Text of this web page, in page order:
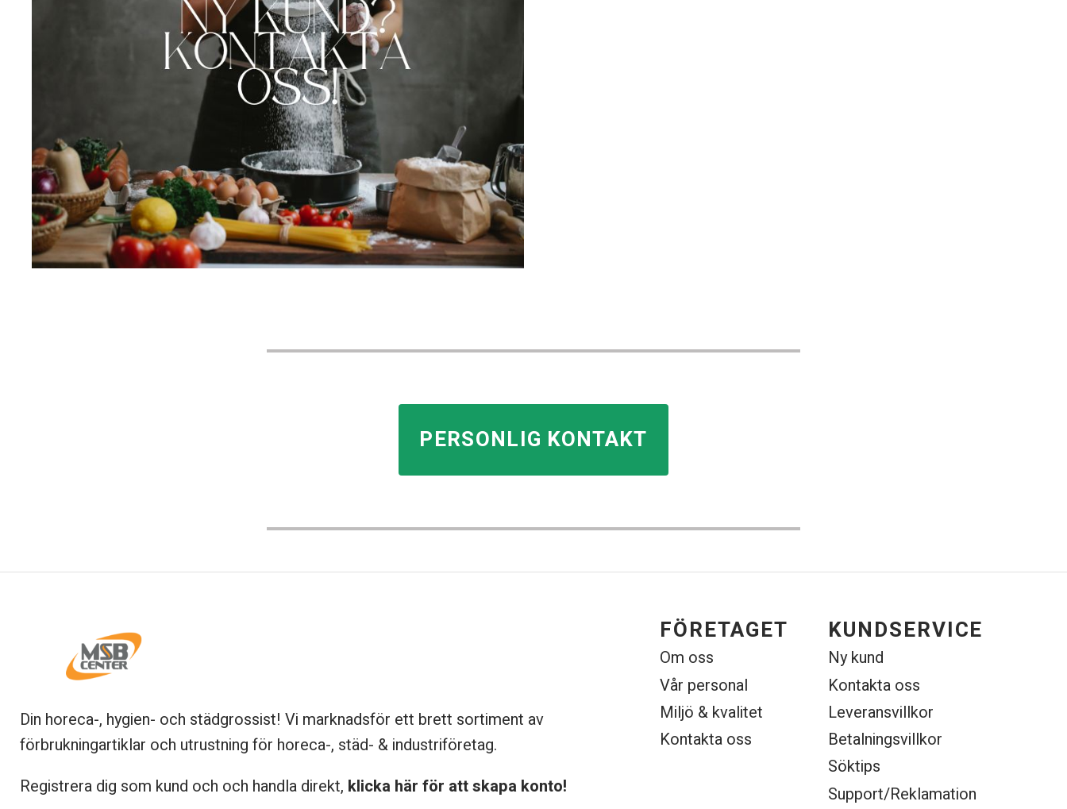
PERSONLIG KONTAKT
Din horeca-, hygien- och städgrossist! Vi marknadsför ett brett sortiment av
förbrukningartiklar och utrustning för horeca-, städ- & industriföretag.
Registrera dig som kund och och handla direkt, klicka här för att skapa konto!
FÖRETAGET
Om oss
Vår personal
Miljö & kvalitet
Kontakta oss
KUNDSERVICE
Ny kund
Kontakta oss
Leveransvillkor
Betalningsvillkor
Söktips
Support/Reklamation